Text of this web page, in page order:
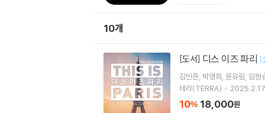
10개
[도서] 디스 이즈 파리 [
김민준 박영희 윤유림 임현
테라(TERRA)
2025.2.17.
10% 18,000원